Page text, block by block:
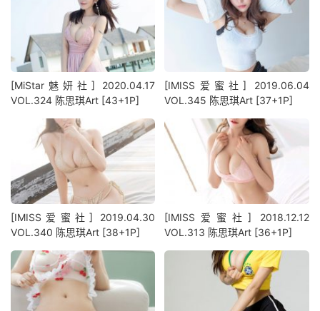
[MiStar魅妍社] 2020.04.17
VOL.324 陈思琪Art [43+1P]
[IMISS爱蜜社] 2019.06.04
VOL.345 陈思琪Art [37+1P]
[IMISS爱蜜社] 2019.04.30
VOL.340 陈思琪Art [38+1P]
[IMISS爱蜜社] 2018.12.12
VOL.313 陈思琪Art [36+1P]